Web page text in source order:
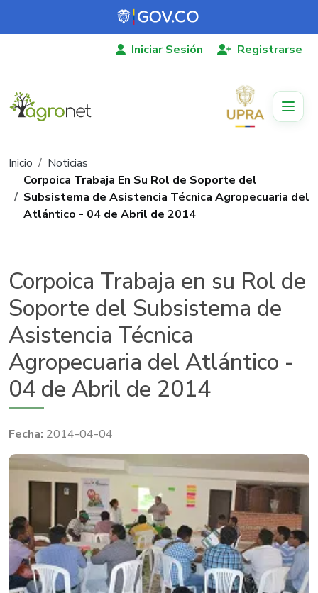
Pasar al contenido principal
Iniciar Sesión Registrarse
Ruta de navegación
Inicio
Noticias
Corpoica Trabaja En Su Rol de Soporte del
Subsistema de Asistencia Técnica Agropecuaria del
Atlántico - 04 de Abril de 2014
Corpoica Trabaja en su Rol de
Soporte del Subsistema de
Asistencia Técnica
Agropecuaria del Atlántico -
04 de Abril de 2014
2014-04-04